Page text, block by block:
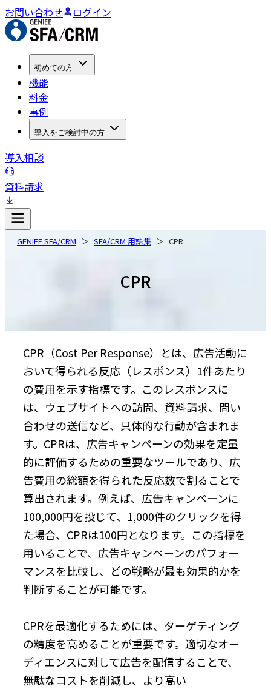
お問い合わせ ログイン
初めての方
機能
料金
事例
導入をご検討中の方
導入相談
資料請求
GENIEE SFA/CRM SFA/CRM 用語集 CPR
CPR
CPR（Cost Per Response）とは、広告活動に
おいて得られる反応（レスポンス）1件あたり
の費用を示す指標です。このレスポンスに
は、ウェブサイトへの訪問、資料請求、問い
合わせの送信など、具体的な行動が含まれま
す。CPRは、広告キャンペーンの効果を定量
的に評価するための重要なツールであり、広
告費用の総額を得られた反応数で割ることで
算出されます。例えば、広告キャンペーンに
100,000円を投じて、1,000件のクリックを得
た場合、CPRは100円となります。この指標を
用いることで、広告キャンペーンのパフォー
マンスを比較し、どの戦略が最も効果的かを
判断することが可能です。
CPRを最適化するためには、ターゲティング
の精度を高めることが重要です。適切なオー
ディエンスに対して広告を配信することで、
無駄なコストを削減し、より高い